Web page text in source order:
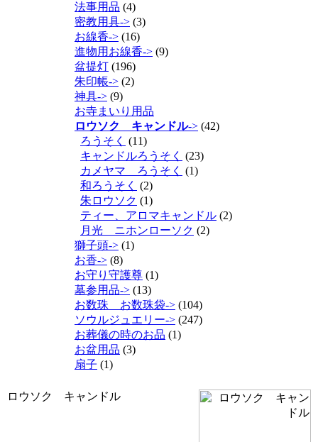
法事用品 (4)
密教用具-> (3)
お線香-> (16)
進物用お線香-> (9)
盆提灯 (196)
朱印帳-> (2)
神具-> (9)
お寺まいり用品
ロウソク キャンドル-> (42)
ろうそく (11)
キャンドルろうそく (23)
カメヤマ ろうそく (1)
和ろうそく (2)
朱ロウソク (1)
ティー、アロマキャンドル (2)
月光 ニホンローソク (2)
獅子頭-> (1)
お香-> (8)
お守り守護尊 (1)
墓参用品-> (13)
お数珠 お数珠袋-> (104)
ソウルジュエリー-> (247)
お葬儀の時のお品 (1)
お盆用品 (3)
扇子 (1)
ロウソク キャンドル